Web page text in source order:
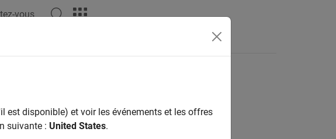
vous
tolerance
est disponible) et voir les événements et les offres
suivante : United States.